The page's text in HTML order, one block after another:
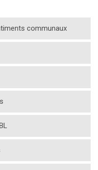
communaux